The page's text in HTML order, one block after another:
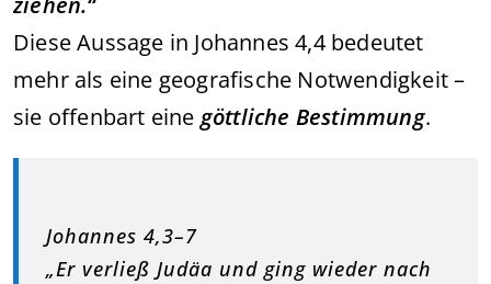
Diese Aussage in Johannes 4,4 bedeutet
mehr als eine geografische Notwendigkeit –
sie offenbart eine göttliche Bestimmung.
Johannes 4,3–7
„Er verließ Judäa und ging wieder nach